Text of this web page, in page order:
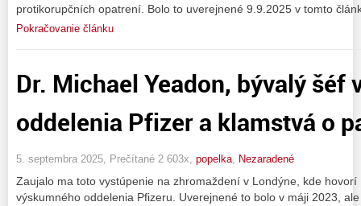
protikorupčních opatrení. Bolo to uverejnené 9.9.2025 v tomto
Pokračovanie článku
Dr. Michael Yeadon, bývalý šéf
oddelenia Pfizer a klamstvá o
5. septembra 2025, Prečítané 2 603x, popelka Nezaradené
Zaujalo ma toto vystúpenie na zhromaždení v Londýne, kde hovorí
výskumného oddelenia Pfizeru. Uverejnené to bolo v máji 2023,